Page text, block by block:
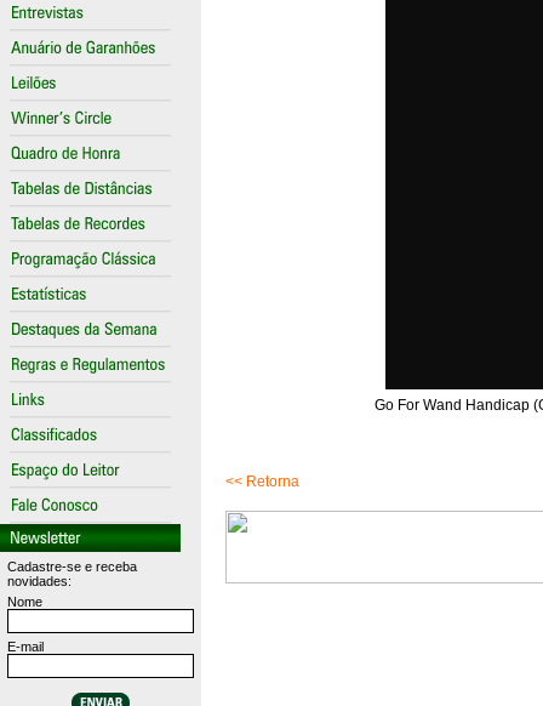
Cadastre-se e receba
novidades:
Nome
E-mail
Go For Wand Handicap
<< Retorna